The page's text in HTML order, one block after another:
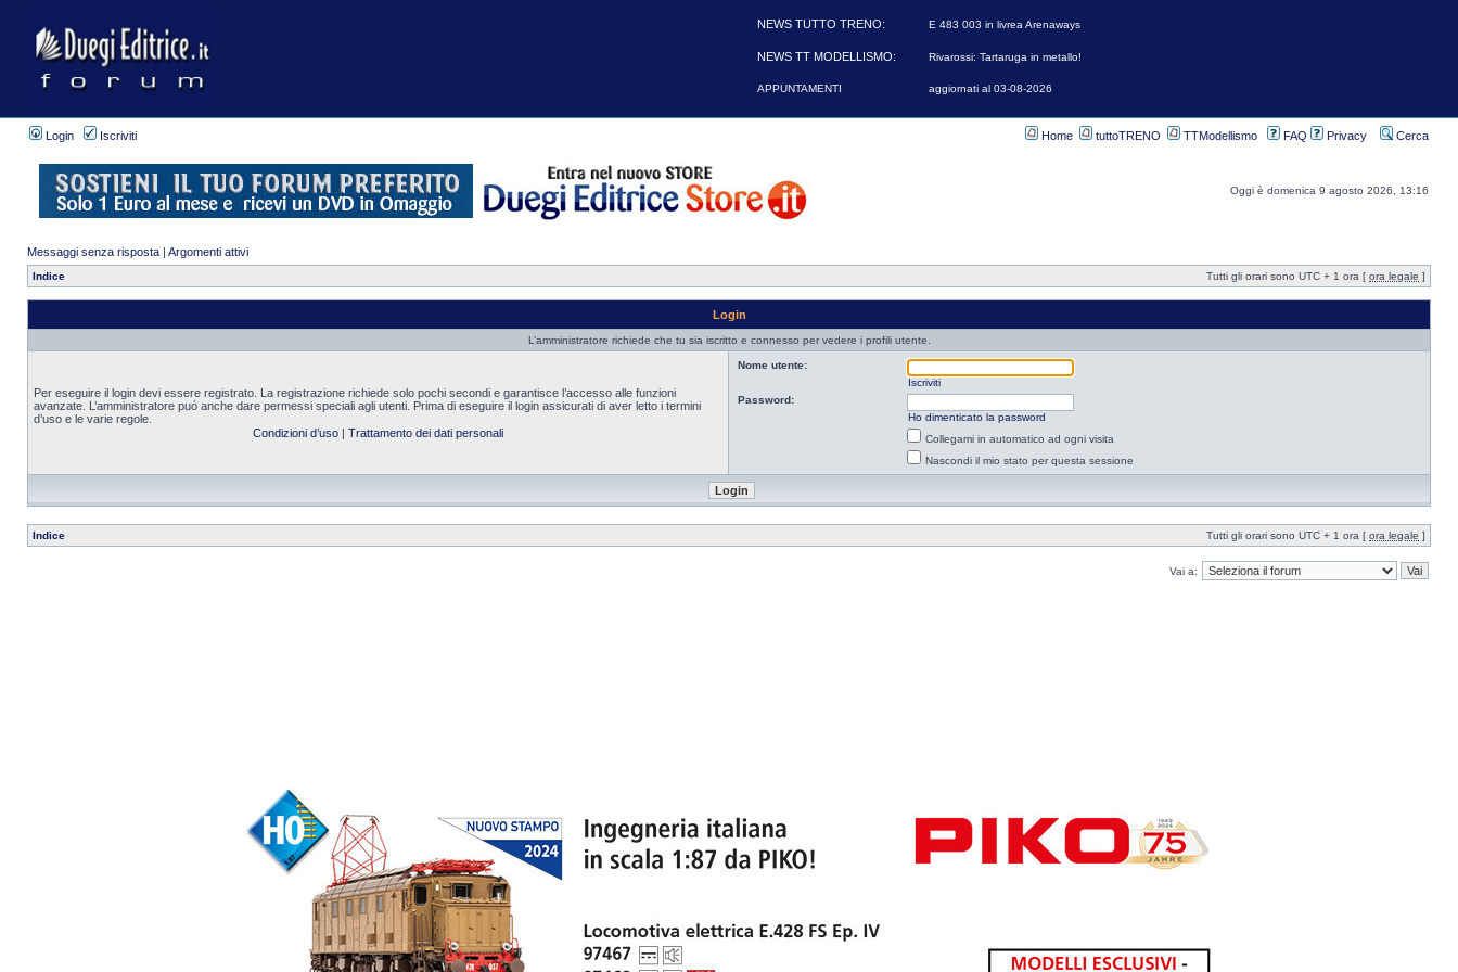
Login Iscriviti Home tuttoTRENO TTModellismo FAQ Privacy Cerca
Oggi è domenica 9 agosto 2026, 13:16
Messaggi senza risposta | Argomenti attivi
Indice Tutti gli orari sono UTC + 1 ora [ ora legale ]
Login
L’amministratore richiede che tu sia iscritto e connesso per vedere i profili utente.
Per eseguire il login devi essere registrato. La registrazione richiede solo pochi secondi e garantisce l’accesso alle funzioni
avanzate. L’amministratore puó anche dare permessi speciali agli utenti. Prima di eseguire il login assicurati di aver letto i termini
d’uso e le varie regole.
Condizioni d’uso | Trattamento dei dati personali
Nome utente:
Iscriviti
Password:
Ho dimenticato la password
Collegami in automatico ad ogni visita
Nascondi il mio stato per questa sessione
Indice Tutti gli orari sono UTC + 1 ora [ ora legale ]
Vai a:
NEWS TUTTO TRENO: E 483 003 in livrea Arenaways
NEWS TT MODELLISMO: Rivarossi: Tartaruga in metallo!
APPUNTAMENTI aggiornati al 03-08-2026